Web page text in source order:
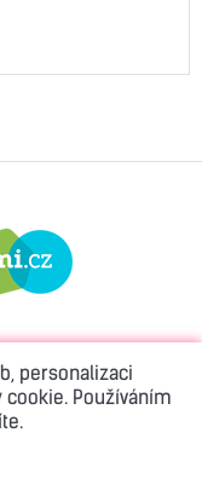
personalizaci
Používáním
Reklama